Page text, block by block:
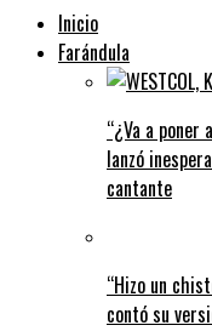
Inicio
Farándula
“¿Va a
lanzó
cantante
“Hizo un
contó su